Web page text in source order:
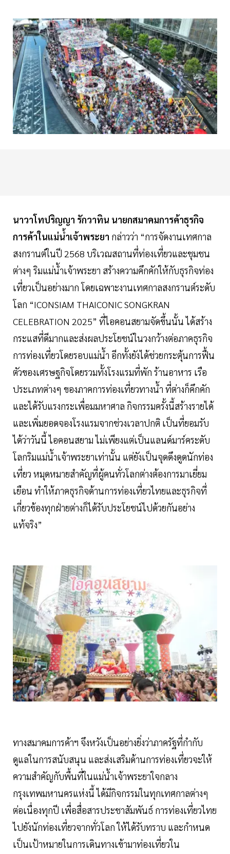
นาวาโทปริญญา รักวาทิน นายกสมาคมการค้าธุรกิจ
การค้าในแม่น้ำเจ้าพระยา กล่าวว่า “การจัดงานเทศกาล
สงกรานต์ในปี 2568 บริเวณสถานที่ท่องเที่ยวและชุมชน
ต่างๆ ริมแม่น้ำเจ้าพระยา สร้างความคึกคักให้กับธุรกิจท่อง
เที่ยวเป็นอย่างมาก โดยเฉพาะงานเทศกาลสงกรานต์ระดับ
โลก “ICONSIAM THAICONIC SONGKRAN
CELEBRATION 2025” ที่ไอคอนสยามจัดขึ้นนั้น ได้สร้าง
กระแสที่ดีมากและส่งผลประโยชน์ในวงกว้างต่อภาคธุรกิจ
การท่องเที่ยวโดยรอบแม่น้ำ อีกทั้งยังได้ช่วยกระตุ้นการฟื้น
ตัวของเศรษฐกิจโดยรวมทั้งโรงแรมที่พัก ร้านอาหาร เรือ
ประเภทต่างๆ ของภาคการท่องเที่ยวทางน้ำ ที่ต่างก็คึกคัก
และได้รับแรงกระเพื่อมมหาศาล กิจกรรมครั้งนี้สร้างรายได้
และเพิ่มยอดจองโรงแรมจากช่วงเวลาปกติ เป็นที่ยอมรับ
ได้ว่าวันนี้ ไอคอนสยาม ไม่เพียงแต่เป็นแลนด์มาร์คระดับ
โลกริมแม่น้ำเจ้าพระยาเท่านั้น แต่ยังเป็นจุดดึงดูดนักท่อง
เที่ยว หมุดหมายสำคัญที่ผู้คนทั่วโลกต่างต้องการมาเยี่ยม
เยือน ทำให้ภาคธุรกิจด้านการท่องเที่ยวไทยและธุรกิจที่
เกี่ยวข้องทุกฝ่ายต่างก็ได้รับประโยชน์ไปด้วยกันอย่าง
แท้จริง”
ทางสมาคมการค้าฯ จึงหวังเป็นอย่างยิ่งว่าภาครัฐที่กำกับ
ดูแลในการสนับสนุน และส่งเสริมด้านการท่องเที่ยวจะให้
ความสำคัญกับพื้นที่ในแม่น้ำเจ้าพระยาใจกลาง
กรุงเทพมหานครแห่งนี้ ได้มีกิจกรรมในทุกเทศกาลต่างๆ
ต่อเนื่องทุกปี เพื่อสื่อสารประชาสัมพันธ์ การท่องเที่ยวไทย
ไปยังนักท่องเที่ยวจากทั่วโลก ให้ได้รับทราบ และกำหนด
เป็นเป้าหมายในการเดินทางเข้ามาท่องเที่ยวใน